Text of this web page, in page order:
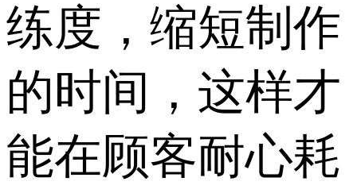
练度，缩短制作
的时间，这样才
能在顾客耐心耗